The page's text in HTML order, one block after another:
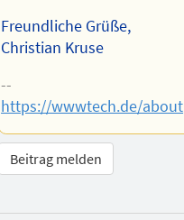
Freundliche Grüße,
Christian Kruse
--
https://wwwtech.de/about
Beitrag melden